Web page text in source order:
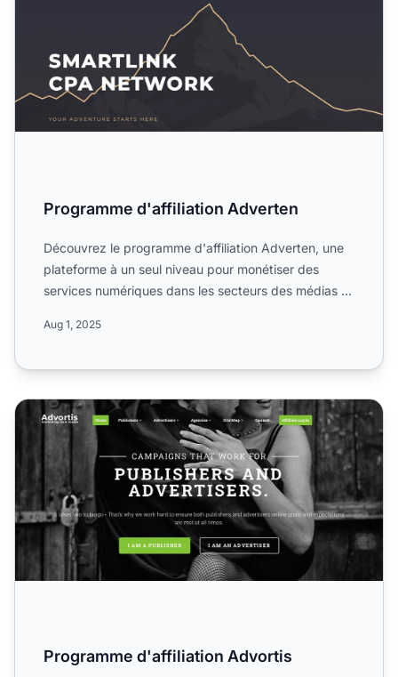
Programme d'affiliation Adverten
Découvrez le programme d'affiliation Adverten, une
plateforme à un seul niveau pour monétiser des
services numériques dans les secteurs des médias et
Aug 1, 2025
Programme d'affiliation Advortis
Programme d'affiliation Advortis